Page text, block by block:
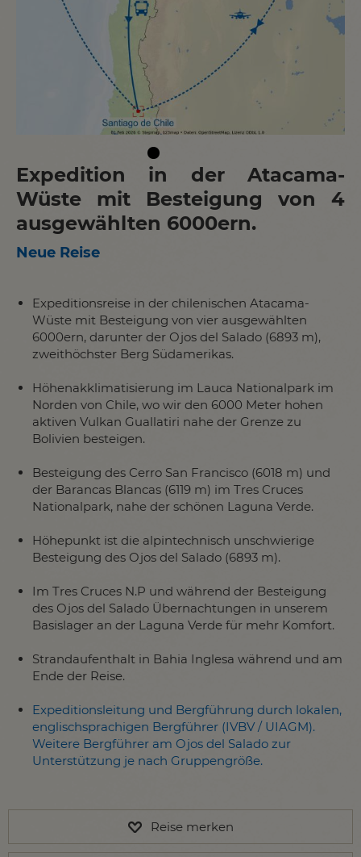
Expedition in der Atacama-
Wüste mit Besteigung von 4
ausgewählten 6000ern.
Neue Reise
Expeditionsreise in der chilenischen Atacama-
Wüste mit Besteigung von vier ausgewählten
6000ern, darunter der Ojos del Salado (6893 m),
zweithöchster Berg Südamerikas.
Höhenakklimatisierung im Lauca Nationalpark im
Norden von Chile, wo wir den 6000 Meter hohen
aktiven Vulkan Guallatiri nahe der Grenze zu
Bolivien besteigen.
Besteigung des Cerro San Francisco (6018 m) und
der Barancas Blancas (6119 m) im Tres Cruces
Nationalpark, nahe der schönen Laguna Verde.
Höhepunkt ist die alpintechnisch unschwierige
Besteigung des Ojos del Salado (6893 m).
Im Tres Cruces N.P und während der Besteigung
des Ojos del Salado Übernachtungen in unserem
Basislager an der Laguna Verde für mehr Komfort.
Strandaufenthalt in Bahia Inglesa während und am
Ende der Reise.
Expeditionsleitung und Bergführung durch lokalen,
englischsprachigen Bergführer (IVBV / UIAGM).
Weitere Bergführer am Ojos del Salado zur
Unterstützung je nach Gruppengröße.
Reise merken